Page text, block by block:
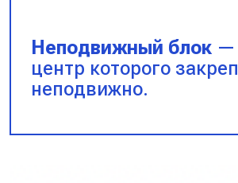
Неподвижный блок—
центр которого
неподвижно.